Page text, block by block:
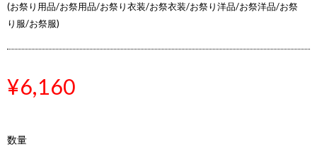
(お祭り用品/お祭用品/お祭り衣装/お祭衣装/お祭り洋品/お祭洋品/お祭
り服/お祭服)
¥6,160
数量